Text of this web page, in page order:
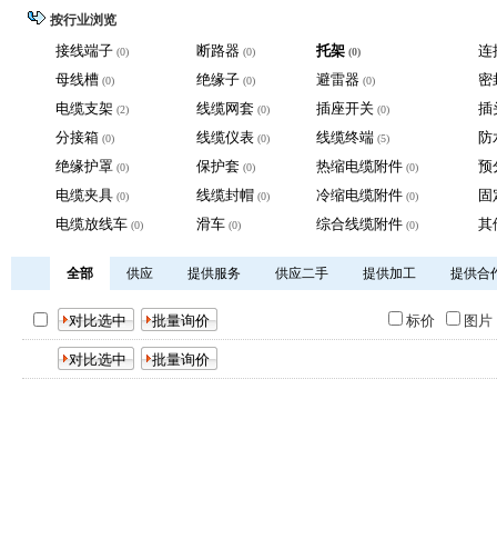
按行业浏览
接线端子 (0) 断路器 (0) 托架 (0)
连
母线槽 (0) 绝缘子 (0) 避雷器 (0)
密
电缆支架 (2) 线缆网套 (0) 插座开关 (0)
插
分接箱 (0) 线缆仪表 (0) 线缆终端 (5)
防
绝缘护罩 (0) 保护套 (0) 热缩电缆附件 (0)
预
电缆夹具 (0) 线缆封帽 (0) 冷缩电缆附件 (0)
固
电缆放线车 (0) 滑车 (0) 综合线缆附件 (0) 其
全部 供应 提供服务 供应二手 提供加工 提供合
标价 图